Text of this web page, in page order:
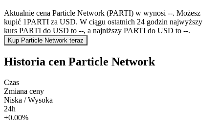
Aktualnie cena Particle Network (PARTI) w wynosi --. Możesz
kupić 1PARTI za USD. W ciągu ostatnich 24 godzin najwyższy
kurs PARTI do USD to --, a najniższy PARTI do USD to --.
Kup Particle Network teraz
Historia cen Particle Network
Czas
Zmiana ceny
Niska / Wysoka
24h
+0.00%